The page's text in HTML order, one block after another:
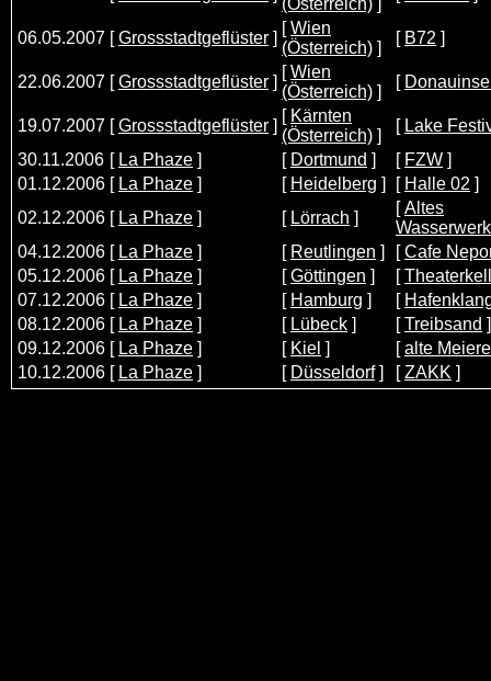
(Österreich) ]
06.05.2007 [Grossstadtgeflüster ]
[Wien
(Österreich) ]
[ B72 ]
22.06.2007 [Grossstadtgeflüster ]
[Wien
(Österreich) ]
[
19.07.2007 [Grossstadtgeflüster ]
[ Kärnten
(Österreich) ]
[ Lake
30.11.2006 [ La Phaze ] [ Dortmund ] [ FZW ]
01.12.2006 [ La Phaze ] [ Heidelberg ] [ Halle 02 ]
02.12.2006 [ La Phaze ] [ Lörrach ]
[Altes
Wasserwerk
04.12.2006 [ La Phaze ] [ Reutlingen ] [Cafe
05.12.2006 [ La Phaze ] [Göttingen ] [
07.12.2006 [ La Phaze ] [ Hamburg ] [
08.12.2006 [ La Phaze ] [ Lübeck ] [Treibsand ]
09.12.2006 [ La Phaze ] [ Kiel ] [alte
10.12.2006 [ La Phaze ] [ Düsseldorf] [ZAKK ]